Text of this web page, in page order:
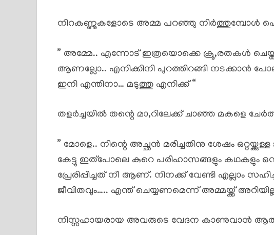
നിറകണ്ണുകളോടെ അമ്മ പറഞ്ഞു നിർത്തുമ്പോൾ
” അമ്മേ.. എന്നോട് ഇത്രയൊക്കെ ക്രൂ,രതകൾ
ആണല്ലോ.. എനിക്കിനി പുറത്തിറങ്ങി നടക്കാൻ പോലും
ഇനി എന്തിനാ… മടുത്തു എനിക്ക് “
തളർച്ചയിൽ തന്റെ മാ,റിലേക്ക് ചാഞ്ഞ മകളെ
” മോളെ.. നിന്റെ അച്ഛൻ മരിച്ചതിനു ശേഷം
കേട്ടു ഇത്പോലെ കുറെ പരിഹാസങ്ങളും കഥകളും
പ്രേരിപ്പിച്ചത് നീ ആണ്. നിനക്ക് വേണ്ടി എല്ലാം
ജീവിതവും….. എന്ത് ചെയ്യണമെന്ന് അമ്മയ്ക്ക്
നിസ്സഹായരായ അവരുടെ വേദന കാണുവാൻ